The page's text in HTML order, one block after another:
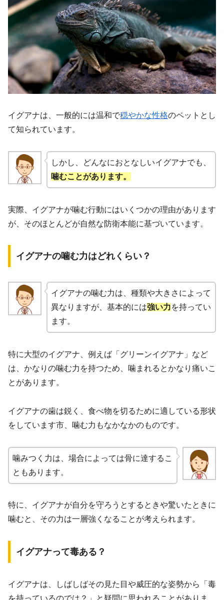
イグアナは、一般的には温和で穏やかな性格のペットとし
て知られています。
しかし、どんなにおとなしいイグアナでも、
噛むことがあります。
実際、イグアナが噛む行動にはいくつかの理由があります
が、そのほとんどが自然な防衛本能に基づいています。
イグアナの噛む力はどれくらい？
イグアナの噛む力は、種類や大きさによって
異なりますが、基本的には強い力を持ってい
ます。
特に大型のイグアナ、例えば「グリーンイグアナ」など
は、かなりの噛む力を持つため、噛まれるとかなり痛いこ
とがあります。
イグアナの歯は鋭く、食べ物を切るために適している形状
をしています市、噛む力もなかなかのものです。
噛みつく力は、場合によっては骨に達するこ
ともあります。
特に、イグアナが自分を守ろうとするときや驚いたときに
噛むと、その力は一層強くなることが考えられます。
イグアナって毒ある？
イグアナは、しばしばその見た目や威圧的な姿勢から「毒
を持っているのでは？」と疑問に思われることがありま